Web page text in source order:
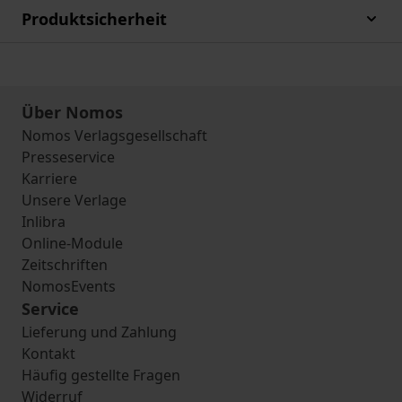
Produktsicherheit
Über Nomos
Nomos Verlagsgesellschaft
Presseservice
Karriere
Unsere Verlage
Inlibra
Online-Module
Zeitschriften
NomosEvents
Service
Lieferung und Zahlung
Kontakt
Häufig gestellte Fragen
Widerruf